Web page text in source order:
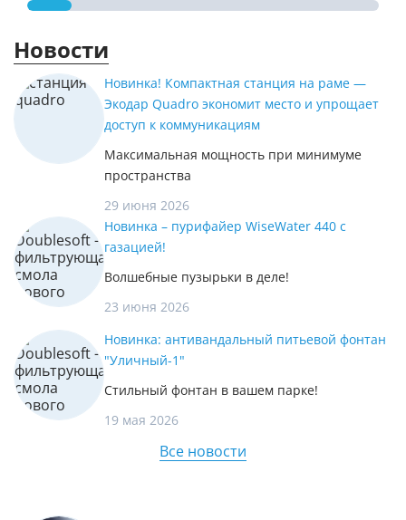
Новости
Новинка! Компактная станция на раме —
Экодар Quadro экономит место и упрощает
доступ к коммуникациям
Максимальная мощность при минимуме
пространства
29 июня 2026
Новинка – пурифайер WiseWater 440 с
газацией!
Волшебные пузырьки в деле!
23 июня 2026
Новинка: антивандальный питьевой фонтан
"Уличный-1"
Стильный фонтан в вашем парке!
19 мая 2026
Все новости